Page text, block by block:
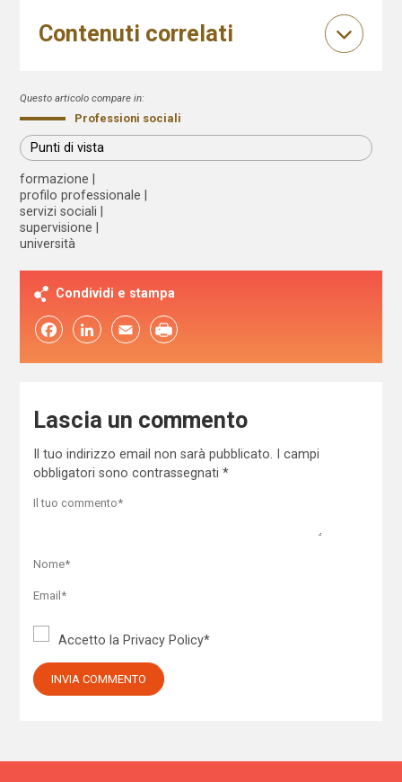
Contenuti correlati
Questo articolo compare in:
Professioni sociali
Punti di vista
formazione
profilo professionale
servizi sociali
supervisione
università
Condividi e stampa
FacebookLinkedIn Email
Lascia un commento
Il tuo indirizzo email non sarà pubblicato.
I campi
obbligatori sono contrassegnati *
Accetto la Privacy Policy*